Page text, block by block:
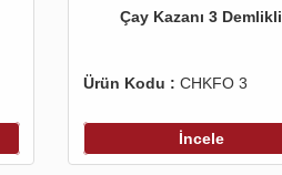
Çay Kazanı 3 Demlikli
Ürün Kodu : CHKFO 3
İncele